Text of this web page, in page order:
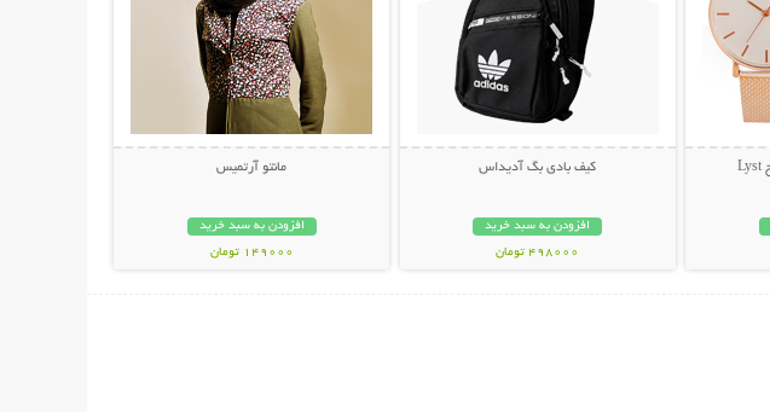
کیف بادی بگ آدیداس
افزودن به سبد خرید
498000 تومان
مانتو آرتمیس
افزودن به سبد خرید
149000 تومان